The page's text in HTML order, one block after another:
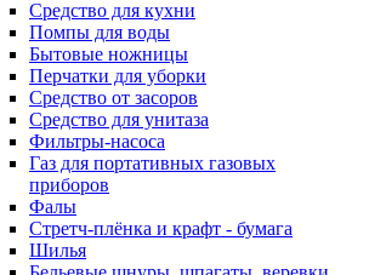
Средство для кухни
Помпы для воды
Бытовые ножницы
Перчатки для уборки
Средство от засоров
Средство для унитаза
Фильтры-насоса
Газ для портативных газовых
приборов
Фалы
Стретч-плёнка и крафт - бумага
Шилья